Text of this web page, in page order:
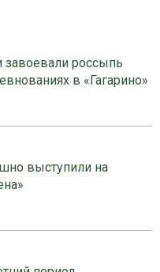
россыпь
в «Гагарино»
выступили на